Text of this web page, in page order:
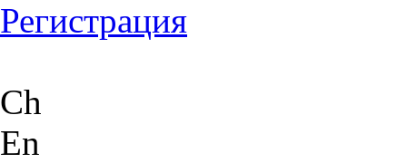
Регистрация
Ch
En